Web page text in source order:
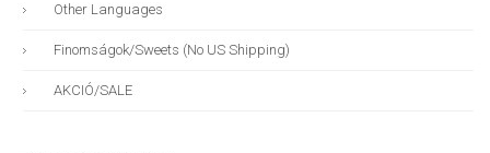
Other Languages
Finomságok/sweets (no US Shipping)
AKCIÓ/SALE